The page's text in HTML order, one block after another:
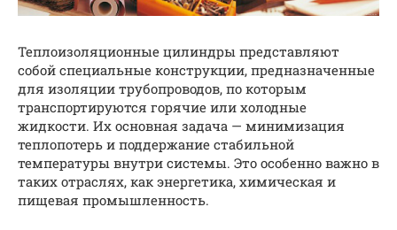
Теплоизоляционные цилиндры представляют
собой специальные конструкции, предназначенные
для изоляции трубопроводов, по которым
транспортируются горячие или холодные
жидкости. Их основная задача — минимизация
теплопотерь и поддержание стабильной
температуры внутри системы. Это особенно важно в
таких отраслях, как энергетика, химическая и
пищевая промышленность.